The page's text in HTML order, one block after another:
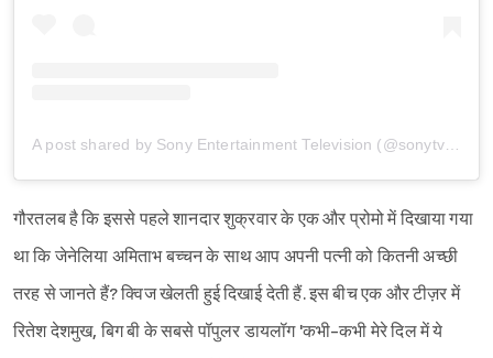
A post shared by Sony Entertainment Television (@sonytvofficial)
गौरतलब है कि इससे पहले शानदार शुक्रवार के एक और प्रोमो में दिखाया गया
था कि जेनेलिया अमिताभ बच्चन के साथ आप अपनी पत्नी को कितनी अच्छी
तरह से जानते हैं? क्विज खेलती हुई दिखाई देती हैं. इस बीच एक और टीज़र में
रितेश देशमुख, बिग बी के सबसे पॉपुलर डायलॉग 'कभी-कभी मेरे दिल में ये